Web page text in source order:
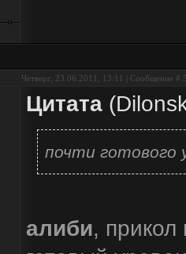
Четверг, 23.06.2011, 13:11 | Сообщение #
Цитата (
почти готового
алиби, прикол